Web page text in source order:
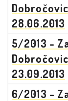
28.06.2013
5/2013 -
23.09.2013
6/2013 -